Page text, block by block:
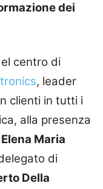
dei
centro di
, leader
clienti in tutti i
alla presenza
Elena Maria
di
Della